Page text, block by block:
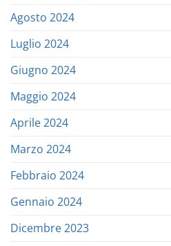
Agosto 2024
Luglio 2024
Giugno 2024
Maggio 2024
Aprile 2024
Marzo 2024
Febbraio 2024
Gennaio 2024
Dicembre 2023